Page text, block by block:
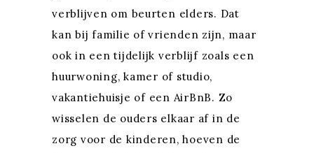
verblijven om beurten elders. Dat
kan bij familie of vrienden zijn, maar
ook in een tijdelijk verblijf zoals een
huurwoning, kamer of studio,
vakantiehuisje of een AirBnB. Zo
wisselen de ouders elkaar af in de
zorg voor de kinderen, hoeven de